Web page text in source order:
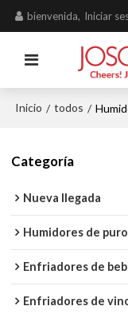
bienvenida, Iniciar
Inicio / todos /
Categoría
Nueva llegada
Humidores de
Enfriadores de
Enfriadores de